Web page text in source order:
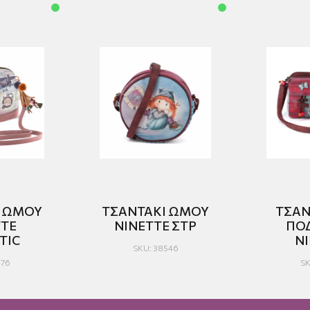
ΩΜΟΥ
ΤΣΑΝΤΑΚΙ ΩΜΟΥ
NINETTE ΣΤΡ
SKU: 38546